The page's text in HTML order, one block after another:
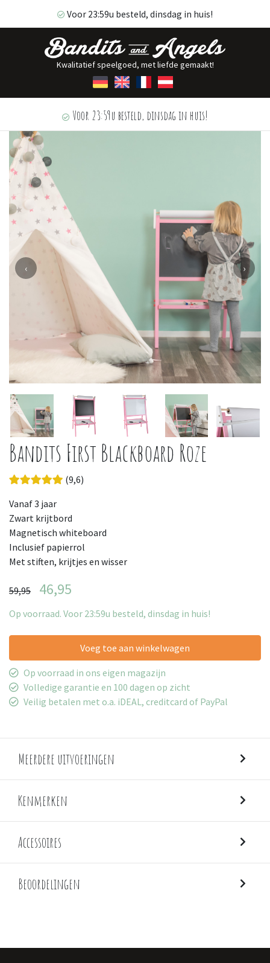
Voor 23:59u besteld, dinsdag in huis!
Kwalitatief speelgoed, met liefde gemaakt!
Voor 23:59u besteld, dinsdag in huis!
‹ ›
Bandits First Blackboard Roze
(9,6)
Vanaf 3 jaar
Zwart krijtbord
Magnetisch whiteboard
Inclusief papierrol
Met stiften, krijtjes en wisser
59,95 46,95
Op voorraad. Voor 23:59u besteld, dinsdag in huis!
Voeg toe aan winkelwagen
Op voorraad in ons eigen magazijn
Volledige garantie en 100 dagen op zicht
Veilig betalen met o.a. iDEAL, creditcard of PayPal
Meerdere uitvoeringen
Kenmerken
Accessoires
Beoordelingen